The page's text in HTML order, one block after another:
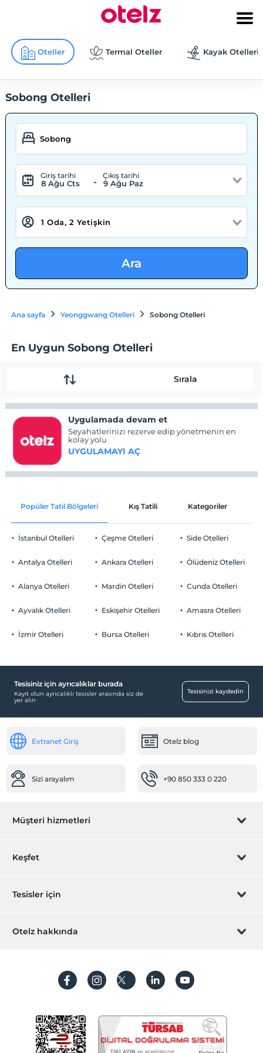
Oteller Termal Oteller Kayak Otelleri
Sobong Otelleri
Giriş tarihi
8 Ağu Cts -
Çıkış tarihi
9 Ağu Paz
Ara
Ana sayfa Yeonggwang Otelleri Sobong Otelleri
En Uygun Sobong Otelleri
Sırala
Uygulamada devam et
Seyahatlerinizi rezerve edip yönetmenin en
kolay yolu
UYGULAMAYI AÇ
Popüler Tatil Bölgeleri Kış Tatili Kategoriler
İstanbul Otelleri
Antalya Otelleri
Alanya Otelleri
Ayvalık Otelleri
İzmir Otelleri
Çeşme Otelleri
Ankara Otelleri
Mardin Otelleri
Eskişehir Otelleri
Bursa Otelleri
Side Otelleri
Ölüdeniz Otelleri
Cunda Otelleri
Amasra Otelleri
Kıbrıs Otelleri
Tesisiniz için ayrıcalıklar burada
Kayıt olun ayrıcalıklı tesisler arasında siz de
yer alın
Tesisinizi kaydedin
Extranet Giriş Otelz blog
Sizi arayalım +90 850 333 0 220
Müşteri hizmetleri
Rezervasyon yönet
Sıkça sorulan sorular
İşlem rehberi
Keşfet
Hediye Kart
Hesap oluştur
Tesisler için
Hemen tesisinizi ekleyin
Otelz hakkında
Koşullar ve şartlar